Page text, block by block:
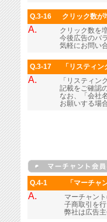
Q.3-16 クリック数が
A.
クリック数を
今後広告のバ
気軽にお問い
Q.3-17 「リスティ
A.
「リスティ
記載をご確認
なお、「会社
お願いする場
Q.4-1 「マーチャ
A.
マーチャン
子商取引を
弊社は広告